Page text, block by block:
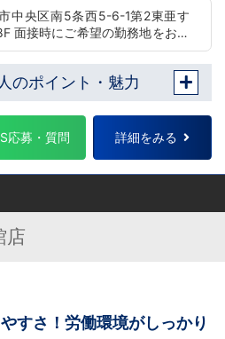
中央区南5条西5-6-1第2東亜す
お伺
舗を決定いたします。 入社後の
希望を考慮いたします。 ■土
城県土浦市桜町 ・JR常磐線土浦
日ノ出町駅 ・市営地下鉄阪東橋
長者町駅 ・JR横浜線関内駅 ■
のポイント・魅力
応募・質問 詳細をみる
店
すさ！労働環境がしっかり